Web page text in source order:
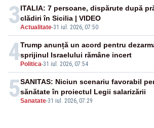
3Actualitate-31 iul. 2026, 07:50
ITALIA: 7 persoane, dispărute după
clădiri în Sicilia | VIDEO
4 Politica-31 iul. 2026, 07:54
Trump anunță un acord pentru
sprijinul Israelului rămâne incert
5Sanatate-31 iul. 2026, 07:29
SANITAS: Niciun scenariu favorabil
sănătate în proiectul Legii salarizării